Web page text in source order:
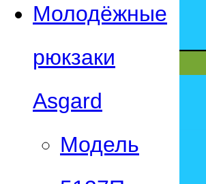
Молодёжные
рюкзаки
Asgard
Модель